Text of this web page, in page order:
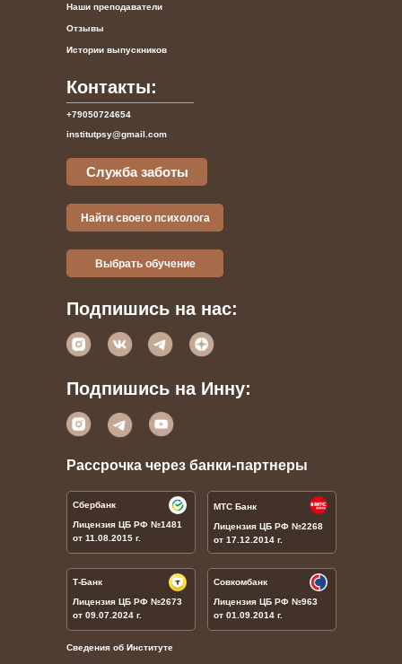
Контакты:
+79050724654
Служба заботы
institutpsy@gmail.com
Наши преподаватели
Отзывы
Истории выпускников
Найти своего психолога
Выбрать обучение
Подпишись на нас:
Подпишись на Инну:
Рассрочка через банки-партнеры
Сведения об Институте
Сбербанк
Лицензия ЦБ РФ №1481
от 11.08.2015 г.
Т-Банк
Лицензия ЦБ РФ №2673
от 09.07.2024 г.
МТС Банк
Лицензия ЦБ РФ №2268
от 17.12.2014 г.
Совкомбанк
Лицензия ЦБ РФ №963
от 01.09.2014 г.